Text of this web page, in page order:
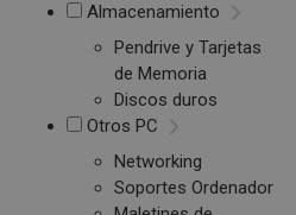
Almacenamiento
Pendrive y Tarjetas
de Memoria
Discos duros
Otros PC
Networking
Soportes Ordenador